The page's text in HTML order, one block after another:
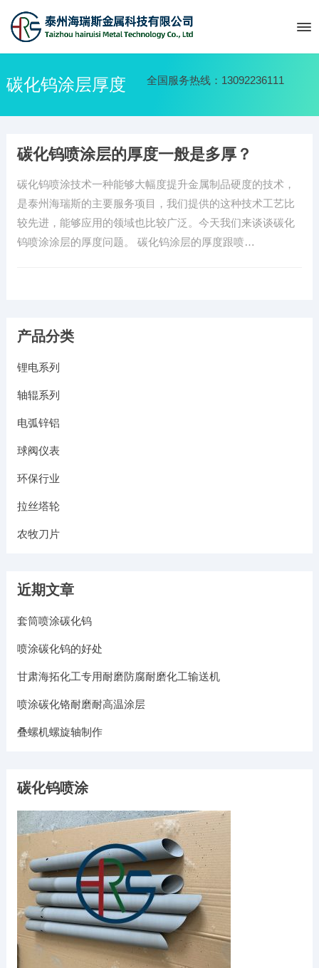
全国服务热线：13092236111
碳化钨涂层厚度
碳化钨喷涂层的厚度一般是多厚？
碳化钨喷涂技术一种能够大幅度提升金属制品硬度的技术，
是泰州海瑞斯的主要服务项目，我们提供的这种技术工艺比
较先进，能够应用的领域也比较广泛。今天我们来谈谈碳化
钨喷涂涂层的厚度问题。 碳化钨涂层的厚度跟喷…
产品分类
锂电系列
轴辊系列
电弧锌铝
球阀仪表
环保行业
拉丝塔轮
农牧刀片
近期文章
套筒喷涂碳化钨
喷涂碳化钨的好处
甘肃海拓化工专用耐磨防腐耐磨化工输送机
喷涂碳化铬耐磨耐高温涂层
叠螺机螺旋轴制作
碳化钨喷涂